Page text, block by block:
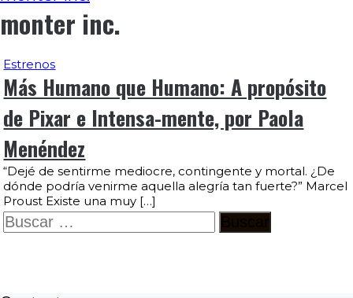
monter inc.
Estrenos
Más Humano que Humano: A propósito
de Pixar e Intensa-mente, por Paola
Menéndez
“Dejé de sentirme mediocre, contingente y mortal. ¿De
dónde podría venirme aquella alegría tan fuerte?” Marcel
Proust Existe una muy […]
Buscar: